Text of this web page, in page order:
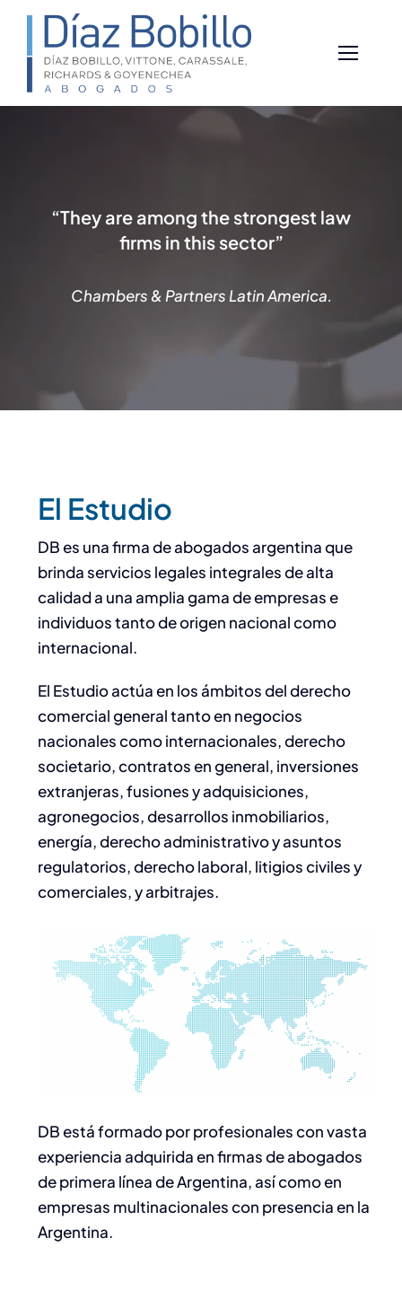
Skip
content
“They are among the strongest law
firms in this sector”
Chambers & Partners Latin America.
El Estudio
DB es una firma de abogados argentina que
brinda servicios legales integrales de alta
calidad a una amplia gama de empresas e
individuos tanto de origen nacional como
internacional.
El Estudio actúa en los ámbitos del derecho
comercial general tanto en negocios
nacionales como internacionales, derecho
societario, contratos en general, inversiones
extranjeras, fusiones y adquisiciones,
agronegocios, desarrollos inmobiliarios,
energía, derecho administrativo y asuntos
regulatorios, derecho laboral, litigios civiles y
comerciales, y arbitrajes.
DB está formado por profesionales con vasta
experiencia adquirida en firmas de abogados
de primera línea de Argentina, así como en
empresas multinacionales con presencia en la
Argentina.